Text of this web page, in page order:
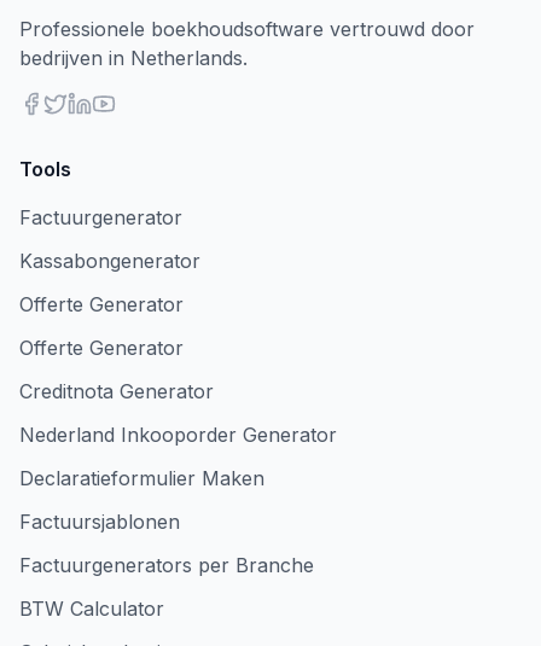
Professionele boekhoudsoftware vertrouwd door
bedrijven in Netherlands.
Tools
Factuurgenerator
Kassabongenerator
Offerte Generator
Offerte Generator
Creditnota Generator
Nederland Inkooporder Generator
Declaratieformulier Maken
Factuursjablonen
Factuurgenerators per Branche
BTW Calculator